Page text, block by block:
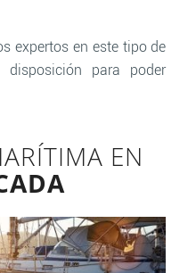
expertos en este tipo de
para poder
EN